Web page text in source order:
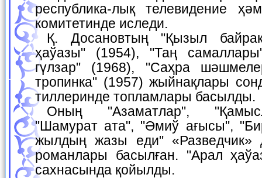
республика-лық телевидение
комитетинде иследи.
Қ. Досановтың "Қызыл байрақ" (1952), "Шайыр
ҳаўазы" (1954), "Таң
гүлзар" (1968), "Саҳра
тропинка" (1957) жыйнақлары
тиллеринде топламлары басылды.
Оның "Азаматлар", "Қамыслықтағы саўаш",
"Шамурат ата", "Әмиў ағысы",
жылдың жазы еди" «Разведчик»
романлары басылған. "Арал
сахнасында қойылды.